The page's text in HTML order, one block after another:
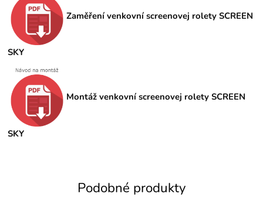
Zaměření venkovní screenovej rolety SCREEN
SKY
Montáž venkovní screenovej rolety SCREEN
SKY
Podobné produkty